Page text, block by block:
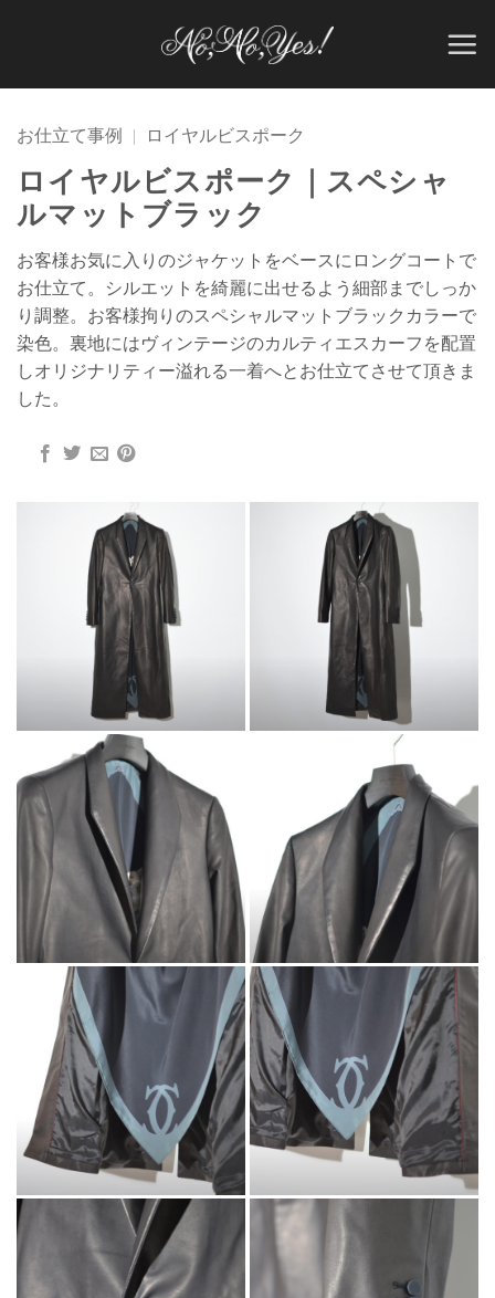
お仕立て事例 | ロイヤルビスポーク
ロイヤルビスポーク｜スペシャ
ルマットブラック
お客様お気に入りのジャケットをベースにロングコートで
お仕立て。シルエットを綺麗に出せるよう細部までしっか
り調整。お客様拘りのスペシャルマットブラックカラーで
染色。裏地にはヴィンテージのカルティエスカーフを配置
しオリジナリティー溢れる一着へとお仕立てさせて頂きま
した。